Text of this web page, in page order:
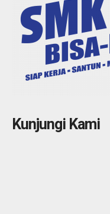
Kunjungi Kami